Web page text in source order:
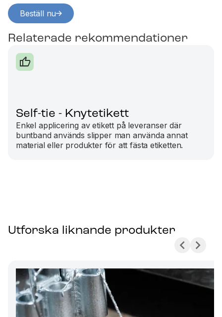
Beställ nu
Relaterade rekommendationer
Self-tie - Knytetikett
Enkel applicering av etikett på leveranser där
buntband används slipper man använda annat
material eller produkter för att fästa etiketten.
Utforska liknande produkter